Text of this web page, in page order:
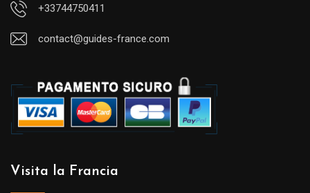
+33744750411
contact@guides-france.com
Visita la Francia